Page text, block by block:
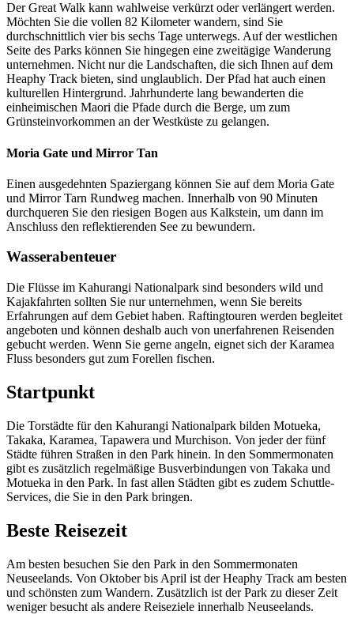
Der Great Walk kann wahlweise verkürzt oder verlängert werden.
Möchten Sie die vollen 82 Kilometer wandern, sind Sie
durchschnittlich vier bis sechs Tage unterwegs. Auf der westlichen
Seite des Parks können Sie hingegen eine zweitägige Wanderung
unternehmen. Nicht nur die Landschaften, die sich Ihnen auf dem
Heaphy Track bieten, sind unglaublich. Der Pfad hat auch einen
kulturellen Hintergrund. Jahrhunderte lang bewanderten die
einheimischen Maori die Pfade durch die Berge, um zum
Grünsteinvorkommen an der Westküste zu gelangen.
Moria Gate und Mirror Tan
Einen ausgedehnten Spaziergang können Sie auf dem Moria Gate
und Mirror Tarn Rundweg machen. Innerhalb von 90 Minuten
durchqueren Sie den riesigen Bogen aus Kalkstein, um dann im
Anschluss den reflektierenden See zu bewundern.
Wasserabenteuer
Die Flüsse im Kahurangi Nationalpark sind besonders wild und
Kajakfahrten sollten Sie nur unternehmen, wenn Sie bereits
Erfahrungen auf dem Gebiet haben. Raftingtouren werden begleitet
angeboten und können deshalb auch von unerfahrenen Reisenden
gebucht werden. Wenn Sie gerne angeln, eignet sich der Karamea
Fluss besonders gut zum Forellen fischen.
Startpunkt
Die Torstädte für den Kahurangi Nationalpark bilden Motueka,
Takaka, Karamea, Tapawera und Murchison. Von jeder der fünf
Städte führen Straßen in den Park hinein. In den Sommermonaten
gibt es zusätzlich regelmäßige Busverbindungen von Takaka und
Motueka in den Park. In fast allen Städten gibt es zudem Schuttle-
Services, die Sie in den Park bringen.
Beste Reisezeit
Am besten besuchen Sie den Park in den Sommermonaten
Neuseelands. Von Oktober bis April ist der Heaphy Track am besten
und schönsten zum Wandern. Zusätzlich ist der Park zu dieser Zeit
weniger besucht als andere Reiseziele innerhalb Neuseelands.